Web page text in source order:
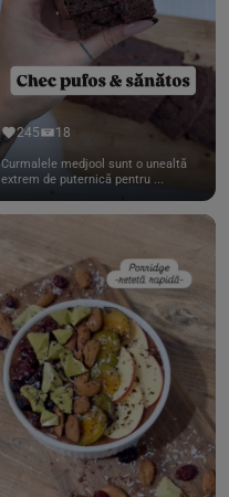
245 18
Curmalele medjool sunt o unealtă
extrem de puternică pentru ...